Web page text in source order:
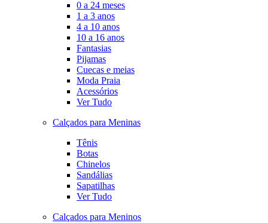
0 a 24 meses
1 a 3 anos
4 a 10 anos
10 a 16 anos
Fantasias
Pijamas
Cuecas e meias
Moda Praia
Acessórios
Ver Tudo
Calçados para Meninas
Tênis
Botas
Chinelos
Sandálias
Sapatilhas
Ver Tudo
Calçados para Meninos